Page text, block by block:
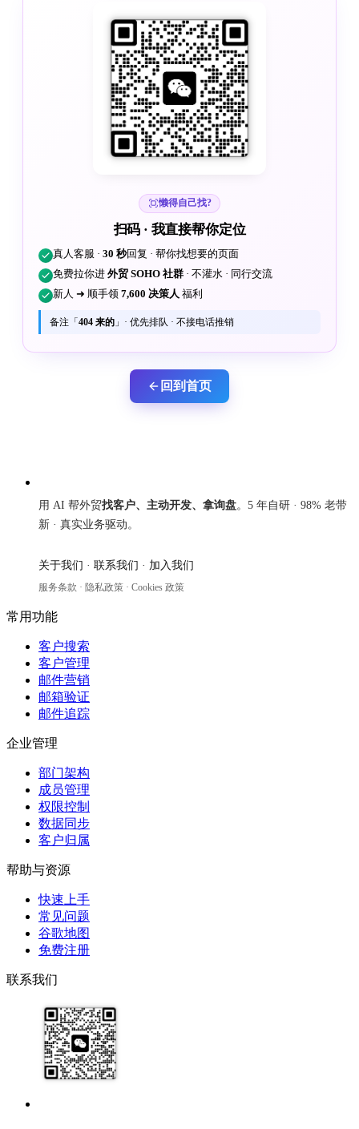
懒得自己找?
扫码 · 我直接帮你定位
真人客服 ·30 秒回复 · 帮你找想要的页面
免费拉你进外贸 SOHO 社群 · 不灌水 · 同行交流
新人 ➜ 顺手领7,600 决策人 福利
备注「404 来的 」· 优先排队 · 不接电话推销
回到首页
用 AI 帮外贸找客户、主动开发、拿询盘。5 年自研 · 98% 老带
新 · 真实业务驱动。
关于我们 · 联系我们 · 加入我们
服务条款 · 隐私政策 · Cookies 政策
常用功能
客户搜索
客户管理
邮件营销
邮箱验证
邮件追踪
企业管理
部门架构
成员管理
权限控制
数据同步
客户归属
帮助与资源
快速上手
常见问题
谷歌地图
免费注册
联系我们